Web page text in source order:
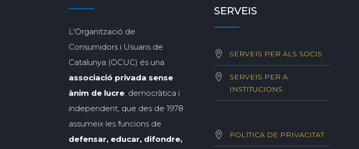
L'Organització de
Consumidors i Usuaris de
Catalunya (OCUC) és una
associació privada sense
ànim de lucre, democràtica i
independent, que des de 1978
assumeix les funcions de
defensar, educar, difondre,
SERVEIS
SERVEIS PER ALS SOCIS
SERVEIS PER A
INSTITUCIONS
POLÍTICA DE PRIVACITAT